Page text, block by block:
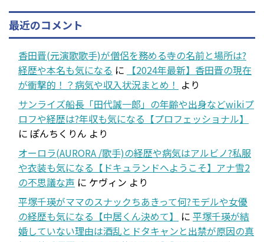
最近のコメント
香田晋(元演歌歌手)が僧侶を務める寺の名前と場所は?
経歴や本名も気になる に
【2024年最新】香田晋の現在
が衝撃的！？病気や収入状況まとめ！ より
サンライズ船長「田代誠一郎」の年齢や出身などwikiプ
ロフや経歴は?年収も気になる【プロフェッショナル】
に ぽんちくりん より
オーロラ(AURORA /歌手)の経歴や病気はアルビノ?私服
や衣装も気になる【ドキュランドへようこそ】アナ雪2
の不思議な声 に ケヴィン より
平塚千瑛がママのスナックちあきって何?モデルや女優
の経歴も気になる【中居くん決めて】
に 平塚千瑛が結
婚していない理由は酒乱とドタキャンと出禁が原因の真